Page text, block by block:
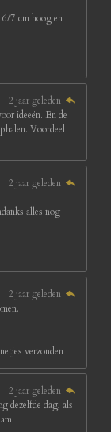
6/7 cm hoog en
2 jaar geleden
ideeën. En de
Voordeel
2 jaar geleden
alles nog
2 jaar geleden
verzonden
2 jaar geleden
dezelfde dag, als